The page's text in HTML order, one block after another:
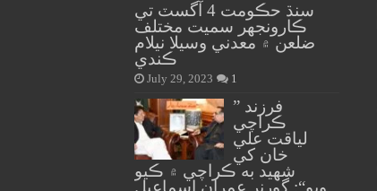
سنڌ حڪومت 4 آگسٽ تي
ڪارونجهر سميت مختلف
ضلعن ۾ معدني وسيلا نيلام
ڪندي
July 29, 2023 1
” فرزند
ڪراچي
لياقت علي
خان کي
شهيد به ڪراچي ۾ ڪيو
ويو“: گورنر عمران اسماعيل